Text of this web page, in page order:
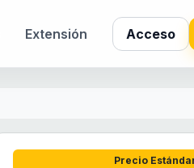
Extensión Acceso
Precio